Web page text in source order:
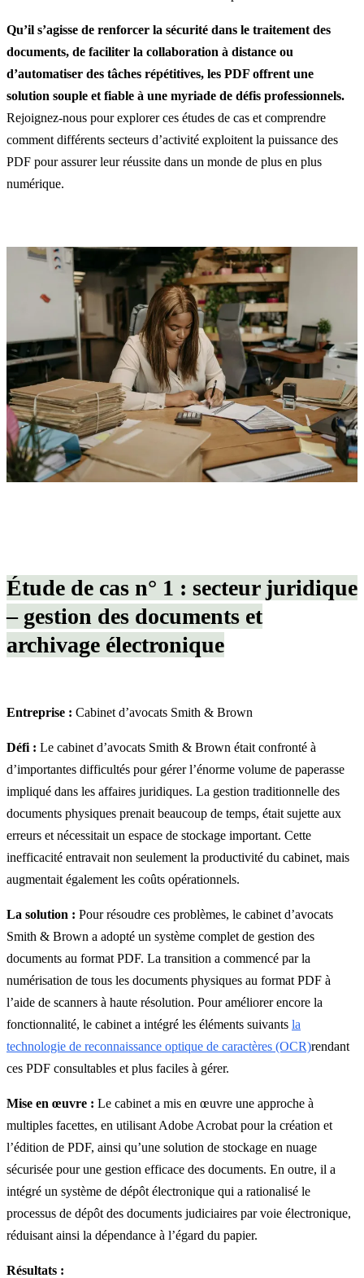
Qu’il s’agisse de renforcer la sécurité dans le traitement des
documents, de faciliter la collaboration à distance ou
d’automatiser des tâches répétitives, les PDF offrent une
solution souple et fiable à une myriade de défis professionnels.
Rejoignez-nous pour explorer ces études de cas et comprendre
comment différents secteurs d’activité exploitent la puissance des
PDF pour assurer leur réussite dans un monde de plus en plus
numérique.
Étude de cas n° 1 : secteur juridique
– gestion des documents et
archivage électronique
Entreprise : Cabinet d’avocats Smith & Brown
Défi : Le cabinet d’avocats Smith & Brown était confronté à
d’importantes difficultés pour gérer l’énorme volume de paperasse
impliqué dans les affaires juridiques. La gestion traditionnelle des
documents physiques prenait beaucoup de temps, était sujette aux
erreurs et nécessitait un espace de stockage important. Cette
inefficacité entravait non seulement la productivité du cabinet, mais
augmentait également les coûts opérationnels.
La solution : Pour résoudre ces problèmes, le cabinet d’avocats
Smith & Brown a adopté un système complet de gestion des
documents au format PDF. La transition a commencé par la
numérisation de tous les documents physiques au format PDF à
l’aide de scanners à haute résolution. Pour améliorer encore la
fonctionnalité, le cabinet a intégré les éléments suivants la
technologie de reconnaissance optique de caractères (OCR)rendant
ces PDF consultables et plus faciles à gérer.
Mise en œuvre : Le cabinet a mis en œuvre une approche à
multiples facettes, en utilisant Adobe Acrobat pour la création et
l’édition de PDF, ainsi qu’une solution de stockage en nuage
sécurisée pour une gestion efficace des documents. En outre, il a
intégré un système de dépôt électronique qui a rationalisé le
processus de dépôt des documents judiciaires par voie électronique,
réduisant ainsi la dépendance à l’égard du papier.
Résultats :